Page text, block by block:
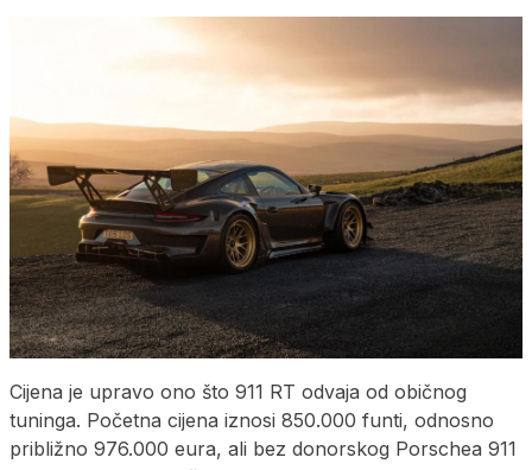
Cijena je upravo ono što 911 RT odvaja od običnog
tuninga. Početna cijena iznosi 850.000 funti, odnosno
približno 976.000 eura, ali bez donorskog Porschea 911